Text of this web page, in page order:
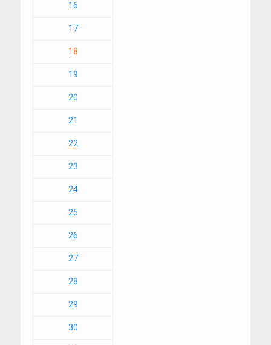
16
17
18
19
20
21
22
23
24
25
26
27
28
29
30